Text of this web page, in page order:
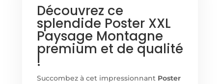
Découvrez ce
splendide Poster XXL
Paysage Montagne
premium et de qualité
!
Succombez à cet impressionnant Poster